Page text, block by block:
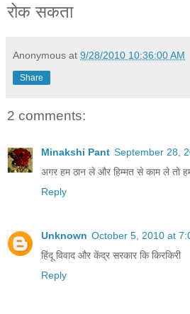
रोक सकता
Anonymous at 9/28/2010 10:36:00 AM
Share
2 comments:
Minakshi Pant September 28,
अगर हम ठान ले और हिम्मत से काम ले तो
Reply
Unknown October 5, 2010 at
हिंदू विवाद और केंद्र सरकार कि किरकिरी
Reply